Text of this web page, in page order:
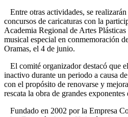
Entre otras actividades, se realizarán
concursos de caricaturas con la
Academia Regional de Artes
musical especial en conmemoración
Oramas, el 4 de junio.
El comité organizador destacó que
inactivo durante un periodo a causa
con el propósito de renovarse y
rescata la obra de grandes
Fundado en 2002 por la Empresa